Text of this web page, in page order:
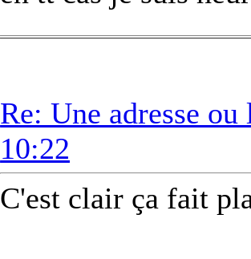
Re: Une adresse
10:22
C'est clair ça fait